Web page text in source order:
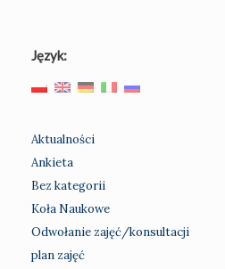
Język:
Aktualności
Ankieta
Bez kategorii
Koła Naukowe
Odwołanie zajęć/konsultacji
plan zajęć